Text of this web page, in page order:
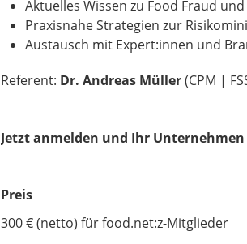
Aktuelles Wissen zu Food Fraud
Praxisnahe Strategien zur
Austausch mit Expert:innen und
Referent: Dr. Andreas Müller(CPM |
Jetzt anmelden und Ihr
Preis
300 € (netto) für food.net:z-Mitglieder